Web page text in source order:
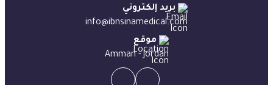
بريد إلكتروني
info@ibnsinamedical.com
موقع
Amman - Jordan